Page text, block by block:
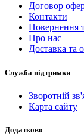
Договор
Контакти
Повернення
Про нас
Доставка та
Служба підтримки
Зворотній
Карта сайту
Додатково